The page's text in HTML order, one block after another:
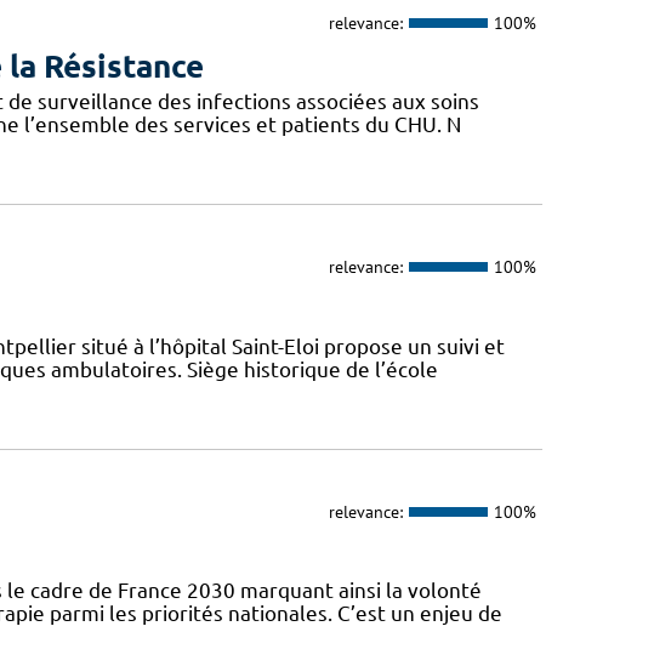
relevance: 100%
Résistance
surveillance des infections associées aux soins
l’ensemble des services et patients du CHU. N
relevance: 100%
situé à l’hôpital Saint-Eloi propose un suivi et
ambulatoires. Siège historique de l’école
relevance: 100%
le cadre de France 2030 marquant ainsi la volonté
parmi les priorités nationales. C’est un enjeu de